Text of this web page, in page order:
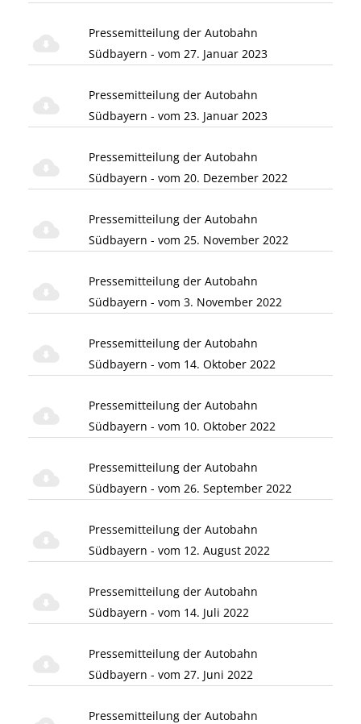
Pressemitteilung der Autobahn
Südbayern - vom 27. Januar 2023
Pressemitteilung der Autobahn
Südbayern - vom 23. Januar 2023
Pressemitteilung der Autobahn
Südbayern - vom 20. Dezember 2022
Pressemitteilung der Autobahn
Südbayern - vom 25. November 2022
Pressemitteilung der Autobahn
Südbayern - vom 3. November 2022
Pressemitteilung der Autobahn
Südbayern - vom 14. Oktober 2022
Pressemitteilung der Autobahn
Südbayern - vom 10. Oktober 2022
Pressemitteilung der Autobahn
Südbayern - vom 26. September 2022
Pressemitteilung der Autobahn
Südbayern - vom 12. August 2022
Pressemitteilung der Autobahn
Südbayern - vom 14. Juli 2022
Pressemitteilung der Autobahn
Südbayern - vom 27. Juni 2022
Pressemitteilung der Autobahn